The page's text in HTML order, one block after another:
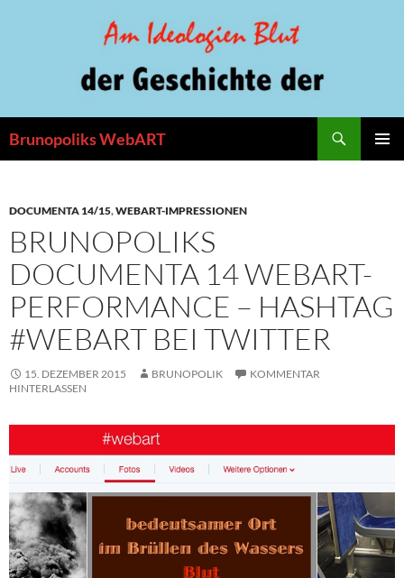
Brunopoliks WebART
DOCUMENTA 14/15,WEBART-IMPRESSIONEN
BRUNOPOLIKS
DOCUMENTA 14 WEBART-
PERFORMANCE – HASHTAG
#WEBART BEI TWITTER
15. DEZEMBER 2015 BRUNOPOLIK
KOMMENTAR
HINTERLASSEN